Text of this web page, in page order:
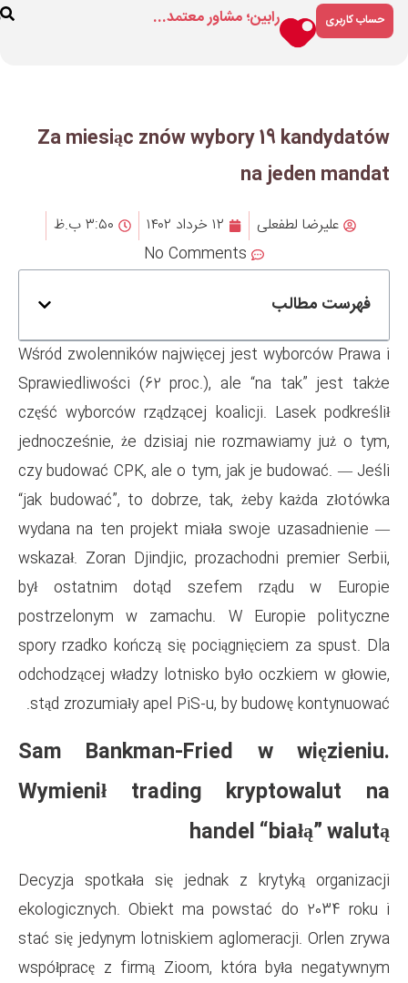
معتمد... فروشگاه
Za miesiąc znów
۳:۵۰ ب.ظ
Wśród zwolenników najwięcej
Sprawiedliwości (62 proc.),
część wyborców rządzącej
jednocześnie, że dzisiaj nie
czy budować CPK, ale o tym,
“jak budować”, to dobrze,
wydana na ten projekt miała
wskazał. Zoran Djindjic,
był ostatnim dotąd
postrzelonym w zamachu.
spory rzadko kończą się
odchodzącej władzy lotnisko
stąd zrozumiały apel PiS-u,
Sam Bankman-
Wymienił trading
Decyzja spotkała się
ekologicznych. Obiekt ma
stać się jedynym lotniskiem
współpracę z firmą Zioom,